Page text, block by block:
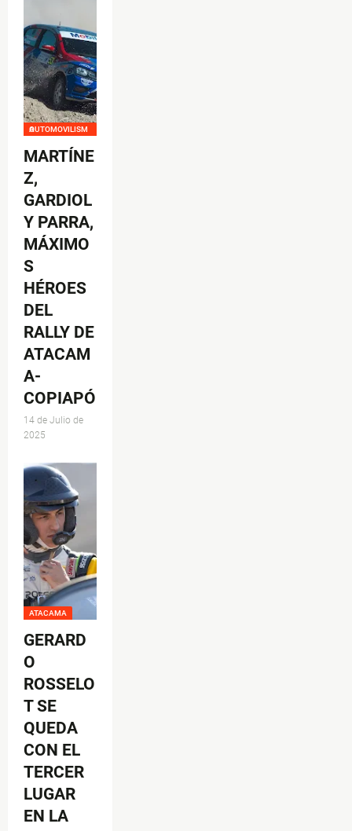
AUTOMOVILISMO
MARTÍNE
Z,
GARDIOL
Y PARRA,
MÁXIMO
S
HÉROES
DEL
RALLY DE
ATACAM
A-
COPIAPÓ
14 de Julio de
2025
ATACAMA
GERARD
O
ROSSELO
T SE
QUEDA
CON EL
TERCER
LUGAR
EN LA